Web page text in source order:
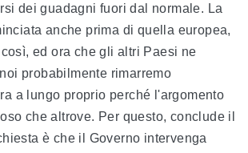
dei guadagni fuori dal normale. La
anche prima di quella europea,
ed ora che gli altri Paesi ne
probabilmente rimarremo
a lungo proprio perché l'argomento
che altrove. Per questo, conclude il
è che il Governo intervenga